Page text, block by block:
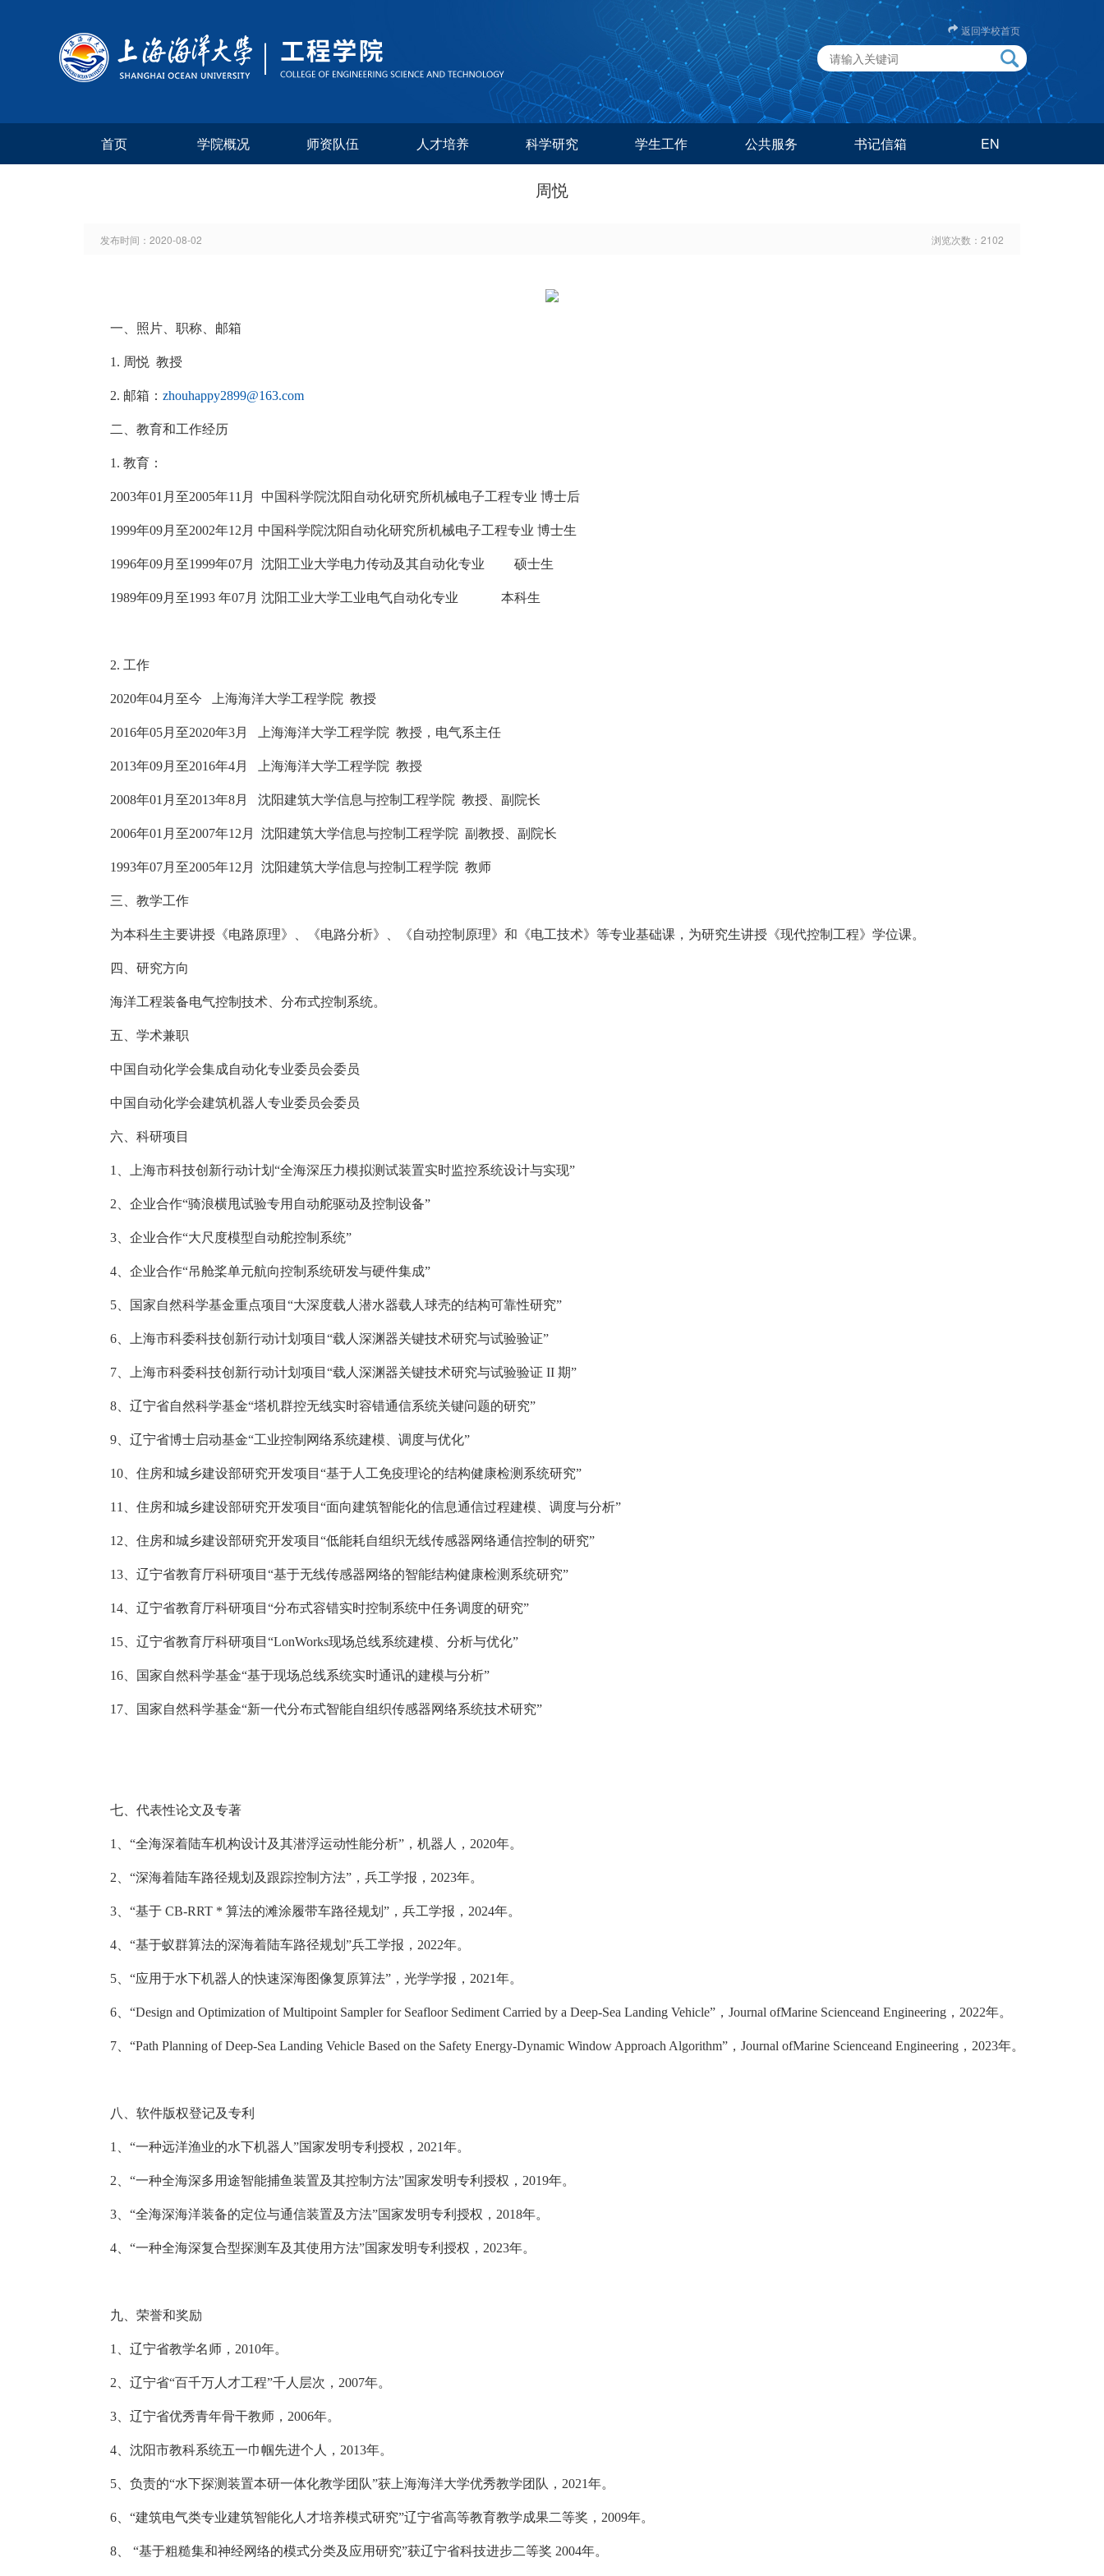
返回学校首页
首页 学院概况 师资队伍 人才培养 科学研究 学生工作 公共服务 书记信箱 EN
周悦
发布时间： 2020-08-02 浏览次数： 2102
一、 照片、职称、邮箱
1. 周悦 教授
2. 邮箱： zhouhappy2899@163.com
二、 教育和工作经历
1. 教育：
2003年01 月至2005年11 月 中国科学院沈阳自动化研究所机械电子工程专业 博士后
1999年09月至2002年12 月 中国科学院沈阳自动化研究所机械电子工程专业 博士生
1996年09月至1999年07月 沈阳工业大学电力传动及其自动化专业 硕士生
1989年09月至1993 年07月 沈阳工业大学工业电气自动化专业 本科生
2. 工作
2020年04月至今 上海海洋大学工程学院 教授
2016年05月至2020年3月 上海海洋大学工程学院 教授，电气系主任
2013年09月至2016年4月 上海海洋大学工程学院 教授
2008年01 月至2013年8月 沈阳建筑大学信息与控制工程学院 教授、副院长
2006年01 月至2007年12 月 沈阳建筑大学信息与控制工程学院 副教授、副院长
1993年07月至2005年12 月 沈阳建筑大学信息与控制工程学院 教师
三、 教学工作
为本科生主要讲授《电路原理》、《电路分析》、《自动控制原理》和《电工技术》等专业基础课，为研究生讲授《现代控制工程》学位课。
四、 研究方向
海洋工程装备电气控制技术、分布式控制系统。
五、 学术兼职
中国自动化学会集成自动化专业委员会委员
中国自动化学会建筑机器人专业委员会委员
六、 科研项目
1 、上海市科技创新行动计划“全海深压力模拟测试装置实时监控系统设计与实现”
2 、企业合作“骑浪横甩试验专用自动舵驱动及控制设备”
3 、企业合作“大尺度模型自动舵控制系统”
4 、企业合作“吊舱桨单元航向控制系统研发与硬件集成”
5 、国家自然科学基金重点项目“大深度载人潜水器载人球壳的结构可靠性研究”
6 、上海市科委科技创新行动计划项目“载人深渊器关键技术研究与试验验证”
7 、上海市科委科技创新行动计划项目“载人深渊器关键技术研究与试验验证 II 期”
8 、辽宁省自然科学基金“塔机群控无线实时容错通信系统关键问题的研究”
9 、辽宁省博士启动基金“工业控制网络系统建模、调度与优化”
10 、住房和城乡建设部研究开发项目 “基于人工免疫理论的结构健康检测系统研究”
11 、住房和城乡建设部研究开发项目 “面向建筑智能化的信息通信过程建模、调度与分析”
12 、住房和城乡建设部研究开发项目 “低能耗自组织无线传感器网络通信控制的研究”
13 、辽宁省教育厅科研项目 “基于无线传感器网络的智能结构健康检测系统研究”
14 、辽宁省教育厅科研项目 “分布式容错实时控制系统中任务调度的研究”
15 、辽宁省教育厅科研项目 “LonWorks现场总线系统建模、分析与优化”
16 、国家自然科学基金“基于现场总线系统实时通讯的建模与分析”
17 、国家自然科学基金“新一代分布式智能自组织传感器网络系统技术研究”
七、 代表性论文及专著
1 、“全海深着陆车机构设计及其潜浮运动性能分析”，机器人， 2020年。
2 、“深海着陆车路径规划及跟踪控制方法”，兵工学报， 2023年。
3 、“基于 CB-RRT * 算法的滩涂履带车路径规划 ”，兵工学报， 2024年。
4 、“基于蚁群算法的深海着陆车路径规划”兵工学报， 2022年。
5 、“应用于水下机器人的快速深海图像复原算法”，光学学报， 2021年。
6 、“Design and Optimization of Multipoint Sampler for Seafloor Sediment Carried by a Deep-Sea Landing Vehicle”， Journal ofMarine Scienceand Engineering ， 2022年。
7 、“Path Planning of Deep-Sea Landing Vehicle Based on the Safety Energy-Dynamic Window Approach Algorithm”， Journal ofMarine Scienceand Engineering ， 2023年。
八、 软件版权登记及专利
1 、“一种远洋渔业的水下机器人”国家发明专利授权， 2021年。
2 、“一种全海深多用途智能捕鱼装置及其控制方法”国家发明专利授权， 2019年。
3 、“全海深海洋装备的定位与通信装置及方法”国家发明专利授权， 2018年。
4 、“一种全海深复合型探测车及其使用方法”国家发明专利授权， 2023年。
九、荣誉和奖励
1 辽宁省教学名师， 2010年。
2 、辽宁省“百千万人才工程”千人层次， 2007年。
3 、辽宁省优秀青年骨干教师， 2006年。
4 、沈阳市教科系统五一巾帼先进个人， 2013年。
5 、负责的“水下探测装置本研一体化教学团队”获上海海洋大学优秀教学团队， 2021年。
6 、“建筑电气类专业建筑智能化人才培养模式研究”辽宁省高等教育教学成果二等奖， 2009年。
8 “基于粗糙集和神经网络的模式分类及应用研究”获辽宁省科技进步二等奖 2004年。